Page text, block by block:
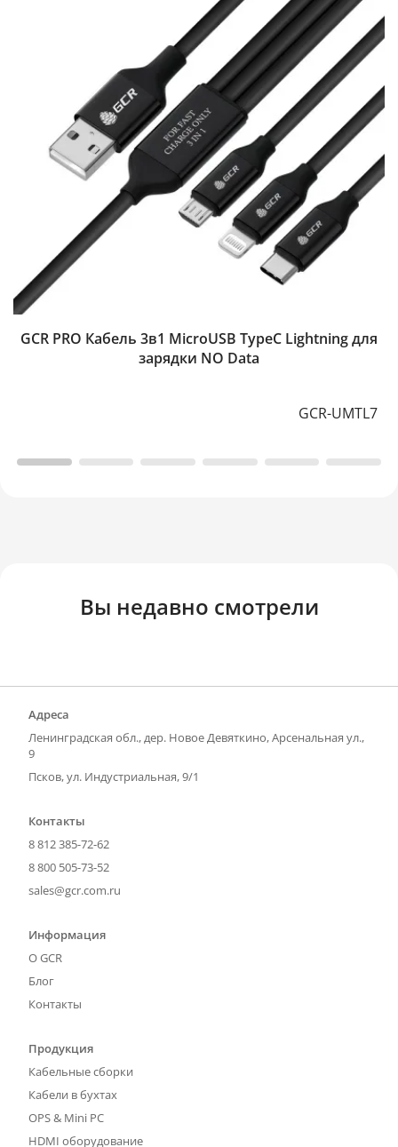
GCR PRO Кабель 3в1 MicroUSB TypeC Lightning для
зарядки NO Data
GCR-UMTL7
Вы недавно смотрели
Адреса
Ленинградская обл., дер. Новое Девяткино, Арсенальная ул.,
9
Псков, ул. Индустриальная, 9/1
Контакты
8 812 385-72-62
8 800 505-73-52
sales@gcr.com.ru
Информация
О GCR
Блог
Контакты
Продукция
Кабельные сборки
Кабели в бухтах
OPS & Mini PC
HDMI оборудование